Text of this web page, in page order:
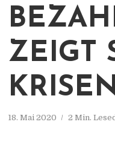
ZEIGT
18. Mai 2020 2 Min.